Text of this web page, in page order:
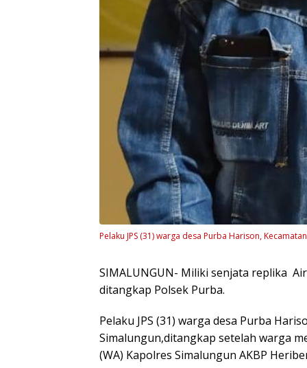
Pelaku JPS (31) warga desa Purba Harison,
SIMALUNGUN- Miliki senjata replika
ditangkap Polsek Purba.
Pelaku JPS (31) warga desa Purba
Simalungun,ditangkap setelah warga
(WA) Kapolres Simalungun AKBP